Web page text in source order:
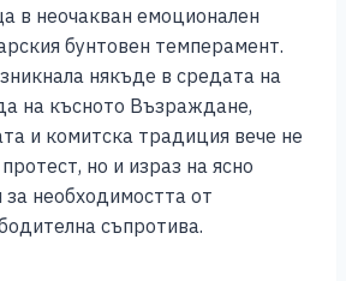
в неочакван емоционален
бунтовен темперамент.
някъде в средата на
на късното Възраждане,
и комитска традиция вече не
но и израз на ясно
за необходимостта от
съпротива.